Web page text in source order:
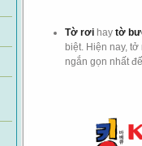
Tờ rơi hay tờ
biệt. Hiện nay,
ngắn gọn nhất